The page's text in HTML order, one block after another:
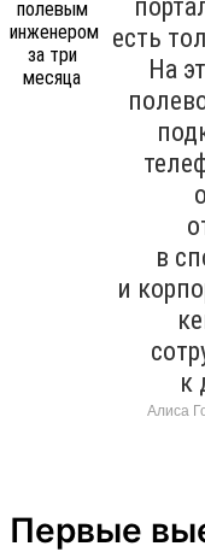
есть
На
в
и
к
Алиса
Первые